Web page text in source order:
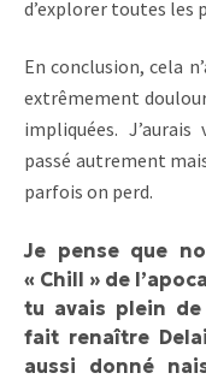
d’explorer toutes les
En conclusion, cela
extrêmement
impliquées.
passé autrement
parfois on perd.
Je pense que
« Chill » de
tu avais plein
fait renaître
aussi donné